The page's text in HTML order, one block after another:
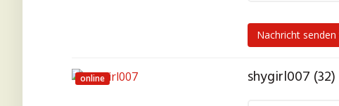
Nachricht senden
online shygirl007 (32)